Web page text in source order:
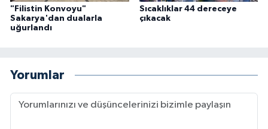
"Filistin Konvoyu"
Sakarya'dan dualarla
uğurlandı
Sıcaklıklar 44 dereceye
çıkacak
Yorumlar
Kırşehir Müftülüğü
Konya Müftülüğü